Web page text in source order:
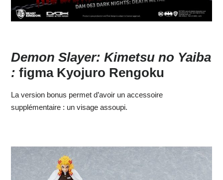
Demon Slayer: Kimetsu no Yaiba
: figma Kyojuro Rengoku
La version bonus permet d’avoir un accessoire
supplémentaire : un visage assoupi.